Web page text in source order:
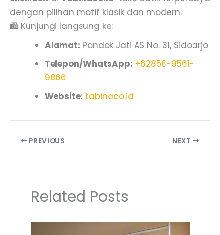
dengan pilihan motif klasik dan modern.
🛍️ Kunjungi langsung ke:
Alamat: Pondok Jati AS No. 31, Sidoarjo
Telepon/WhatsApp: +62858-9561-
9866
Website: tabinaco.id
PREVIOUS NEXT
Related Posts